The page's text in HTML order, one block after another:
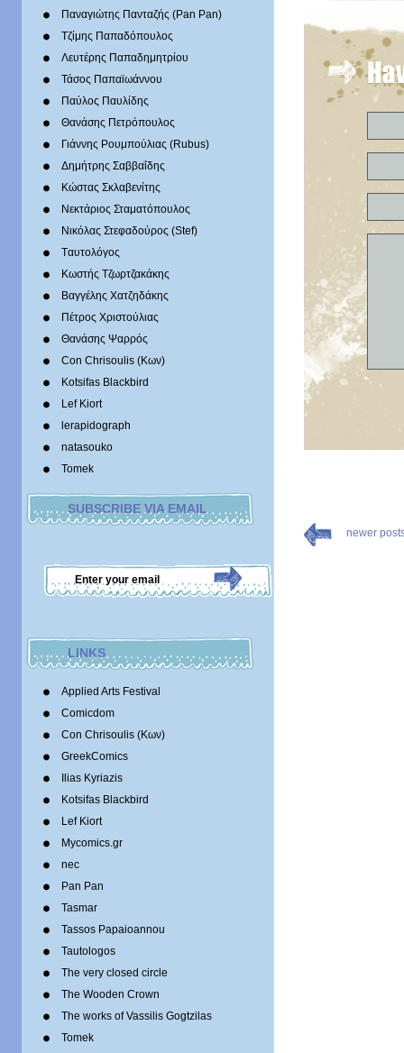
Παναγιώτης Πανταζής (Pan Pan)
Τζίμης Παπαδόπουλος
Λευτέρης Παπαδημητρίου
Τάσος Παπαϊωάννου
Παύλος Παυλίδης
Θανάσης Πετρόπουλος
Γιάννης Ρουμπούλιας (Rubus)
Δημήτρης Σαββαΐδης
Κώστας Σκλαβενίτης
Νεκτάριος Σταματόπουλος
Νικόλας Στεφαδούρος (Stef)
Tαυτολόγος
Κωστής Τζωρτζακάκης
Βαγγέλης Χατζηδάκης
Πέτρος Χριστούλιας
Θανάσης Ψαρρός
Con Chrisoulis (Κων)
Kotsifas Blackbird
Lef Kiort
lerapidograph
natasouko
Tomek
SUBSCRIBE VIA EMAIL
LINKS
Applied Arts Festival
Comicdom
Con Chrisoulis (Κων)
GreekComics
Ilias Kyriazis
Kotsifas Blackbird
Lef Kiort
Mycomics.gr
nec
Pan Pan
Tasmar
Tassos Papaioannou
Tautologos
The very closed circle
The Wooden Crown
The works of Vassilis Gogtzilas
Tomek
newer